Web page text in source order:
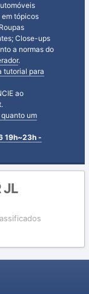
tópicos
Close-ups
a normas do
.
tutorial para
ao
um
19h~23h -
JL